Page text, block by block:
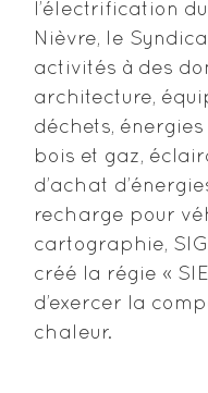
l’électrification
Nièvre, le
activités à des
architecture,
déchets,
bois et gaz,
d’achat
recharge pour
cartographie,
créé la régie «
d’exercer la
chaleur.